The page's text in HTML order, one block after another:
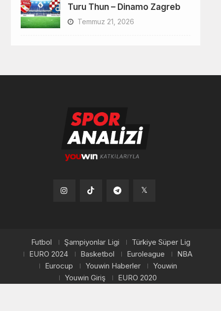
Turu Thun – Dinamo Zagreb
Temmuz 21, 2026
Tiktok
Futbol Şampiyonlar Ligi
Türkiye Süper Lig
EURO 2024
Basketbol Euroleague
NBA
Eurocup
Youwin Haberler
Youwin
Youwin Giriş
EURO 2020